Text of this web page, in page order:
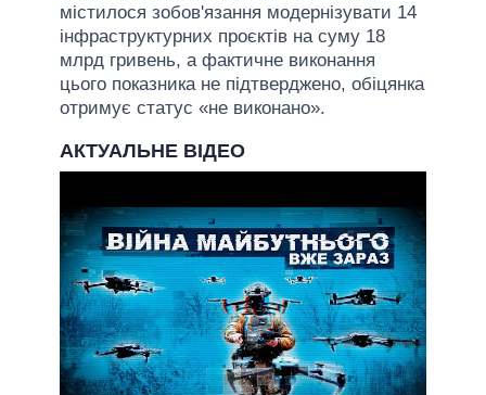
містилося зобов'язання модернізувати 14
інфраструктурних проєктів на суму 18
млрд гривень, а фактичне виконання
цього показника не підтверджено, обіцянка
отримує статус «не виконано».
АКТУАЛЬНЕ ВІДЕО